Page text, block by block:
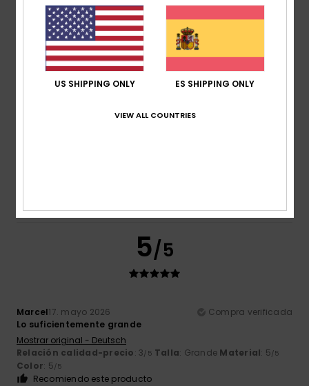
Mostrar original - Français
Comodidad: 4/5 Relación calidad-precio
perfectaMaterial: 4/5 Color
5 /5
5/5
Marcel17. mayo 2026
Compra verificada
Lo suficientemente grande
Mostrar original - Deutsch
Relación calidad-precio: 3/5 Talla: Grande Material: 5/5
Color: 5/5
Recomiendo este producto
US SHIPPING ONLY ES SHIPPING ONLY
VIEW ALL COUNTRIES